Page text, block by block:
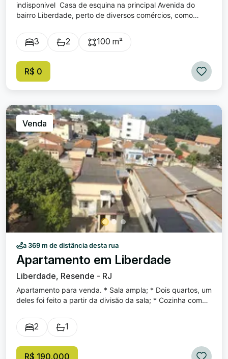
indisponivel Casa de esquina na principal Avenida do
bairro Liberdade, perto de diversos comércios, como
construída, com 3 quartos, sendo uma ampla suíte.
Cozinha muito espaçosa, toda azulejada e com armários
com piso. Garagem coberta. Excelente oportunidade para
morar em um dos bairros mais tradicionais da cidade.
3 2 100 m²
R$ 0
Venda
a 369 m de distância desta rua
Apartamento em Liberdade
Liberdade, Resende - RJ
Apartamento para venda. * Sala ampla; * Dois quartos, um
deles foi feito a partir da divisão da sala; * Cozinha com
2 1
R$ 190.000